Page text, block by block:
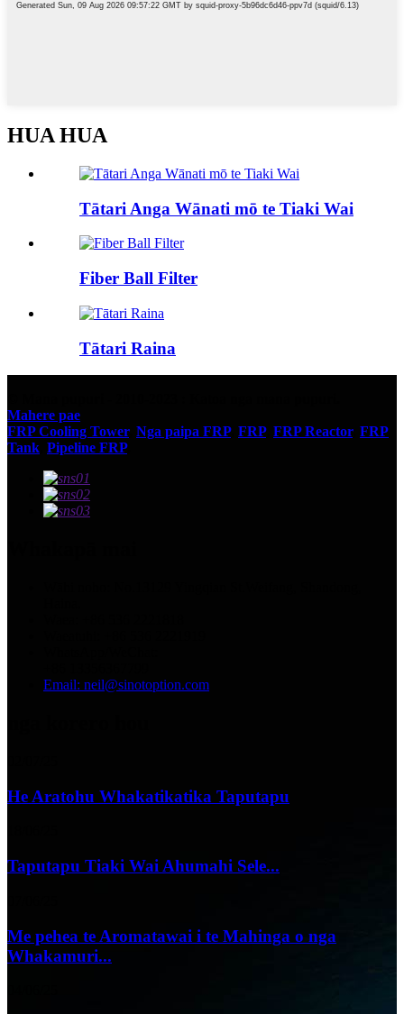
HUA HUA
Tātari Anga Wānati mō te Tiaki Wai
Fiber Ball Filter
Tātari Raina
Mahere pae
FRP Cooling Tower, Nga paipa FRP, FRP, FRP Reactor, FRP
Tank Pipeline FRP,
Email: neil@sinotoption.com
He Aratohu Whakatikatika Taputapu
Taputapu Tiaki Wai Ahumahi Sele...
Me pehea te Aromatawai i te Mahinga o nga
Whakamuri...